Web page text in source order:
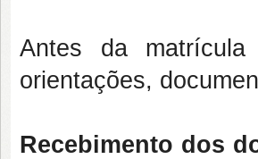
Antes da
orientações,
Recebimento dos